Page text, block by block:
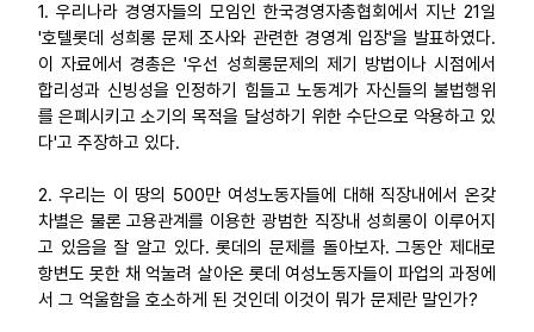
1. 우리나라 경영자들의 모임인 한국경영자총협회에서 지난 21일
'호텔롯데 성희롱 문제 조사와 관련한 경영계 입장'을 발표하였다.
이 자료에서 경총은 '우선 성희롱문제의 제기 방법이나 시점에서
합리성과 신빙성을 인정하기 힘들고 노동계가 자신들의 불법행위
를 은폐시키고 소기의 목적을 달성하기 위한 수단으로 악용하고 있
다'고 주장하고 있다.
2. 우리는 이 땅의 500만 여성노동자들에 대해 직장내에서 온갖
차별은 물론 고용관계를 이용한 광범한 직장내 성희롱이 이루어지
고 있음을 잘 알고 있다. 롯데의 문제를 돌아보자. 그동안 제대로
항변도 못한 채 억눌려 살아온 롯데 여성노동자들이 파업의 과정에
서 그 억울함을 호소하게 된 것인데 이것이 뭐가 문제란 말인가?